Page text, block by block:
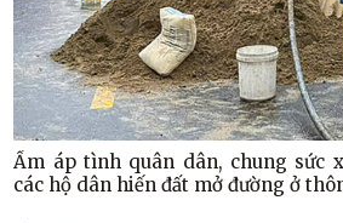
Ấm áp tình quân dân, chung sức
các hộ dân hiến đất mở đường ở